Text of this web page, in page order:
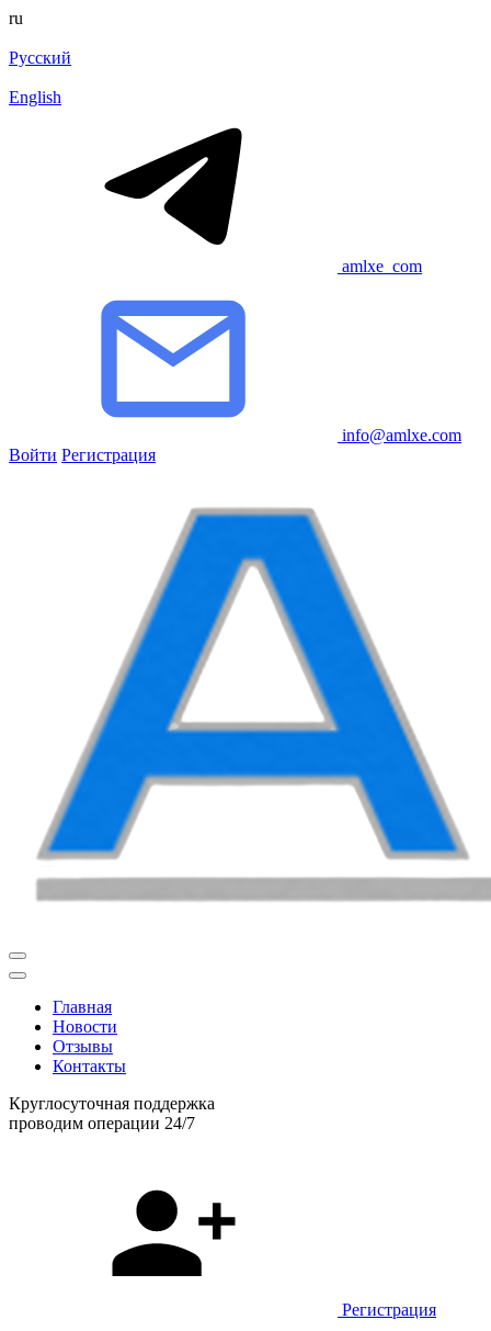
ru
Русский
English
amlxe_com
info@amlxe.com
Войти Регистрация
Главная
Новости
Отзывы
Контакты
Круглосуточная поддержка
проводим операции 24/7
Регистрация